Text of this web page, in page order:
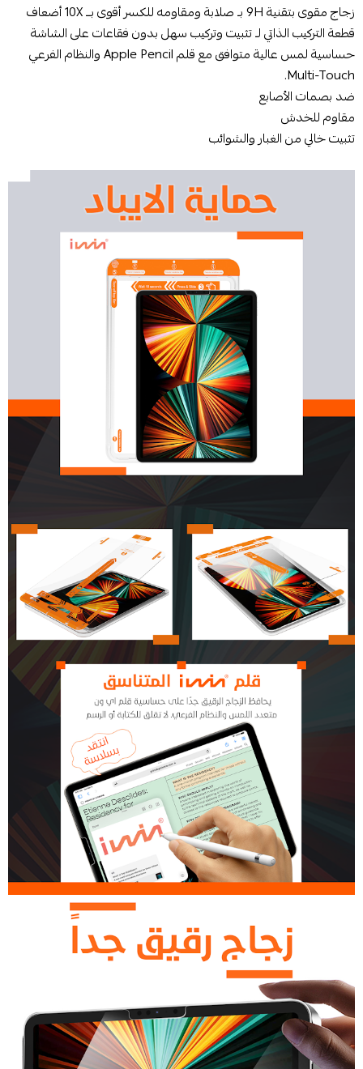
زجاج مقوى بتقنية 9H بـ صلابة ومقاومه للكسر أقوى بــ 10X أضعاف
قطعة التركيب الذاتي لـ تثبيت وتركيب سهل بدون فقاعات على الشاشة
حساسية لمس عالية متوافق مع قلم Apple Pencil والنظام الفرعي
Multi-Touch.
ضد بصمات الأصابع
مقاوم للخدش
تثبيت خالي من الغبار والشوائب